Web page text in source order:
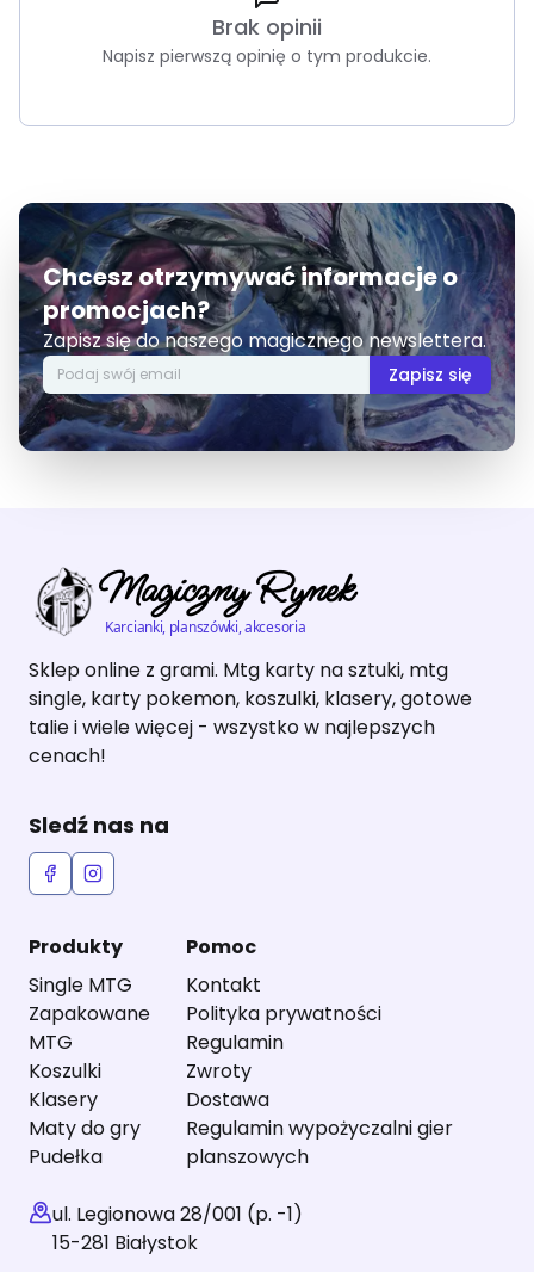
Brak opinii
Napisz pierwszą opinię o tym produkcie.
Chcesz otrzymywać informacje o
promocjach?
Zapisz się do naszego magicznego newslettera.
Zapisz się
Magiczny Rynek
Karcianki, planszówki, akcesoria
Sklep online z grami. Mtg karty na sztuki, mtg
single, karty pokemon, koszulki, klasery, gotowe
talie i wiele więcej - wszystko w najlepszych
cenach!
Sledź nas na
Produkty
Single MTG
Zapakowane
MTG
Koszulki
Klasery
Maty do gry
Pudełka
Pomoc
Kontakt
Polityka prywatności
Regulamin
Zwroty
Dostawa
Regulamin wypożyczalni gier
planszowych
ul. Legionowa 28/001 (p. -1)
15-281 Białystok